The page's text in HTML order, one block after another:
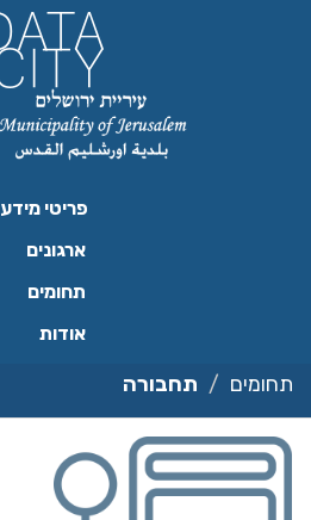
פריטי מידע
ארגונים
תחומים
אודות
תחומים תחבורה